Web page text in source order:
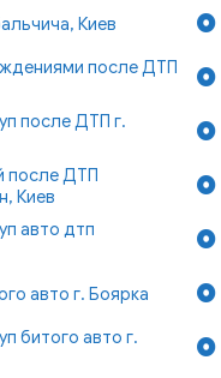
Киев
после ДТП
после ДТП г.
после ДТП
Киев
авто дтп
авто г. Боярка
битого авто г.